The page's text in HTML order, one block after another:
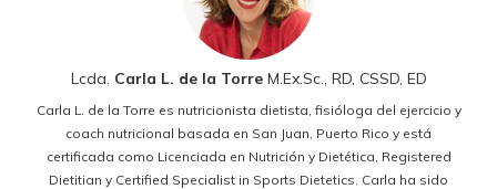
Lcda. Carla L. de la TorreM.Ex.Sc., RD, CSSD, ED
Carla L. de la Torre es nutricionista dietista, fisióloga del ejercicio y
coach nutricional basada en San Juan, Puerto Rico y está
certificada como Licenciada en Nutrición y Dietética, Registered
Dietitian y Certified Specialist in Sports Dietetics. Carla ha sido